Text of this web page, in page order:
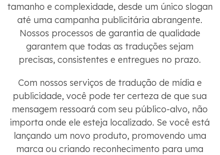
tamanho e complexidade, desde um único slogan
até uma campanha publicitária abrangente.
Nossos processos de garantia de qualidade
garantem que todas as traduções sejam
precisas, consistentes e entregues no prazo.
Com nossos serviços de tradução de mídia e
publicidade, você pode ter certeza de que sua
mensagem ressoará com seu público-alvo, não
importa onde ele esteja localizado. Se você está
lançando um novo produto, promovendo uma
marca ou criando reconhecimento para uma